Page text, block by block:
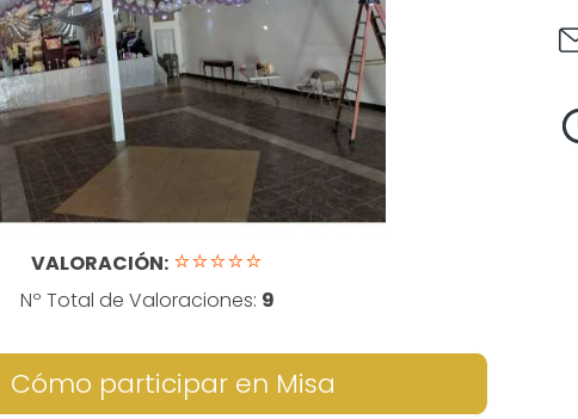
VALORACIÓN: ⭐⭐⭐⭐⭐
Nº Total de Valoraciones: 9
Cómo participar en Misa